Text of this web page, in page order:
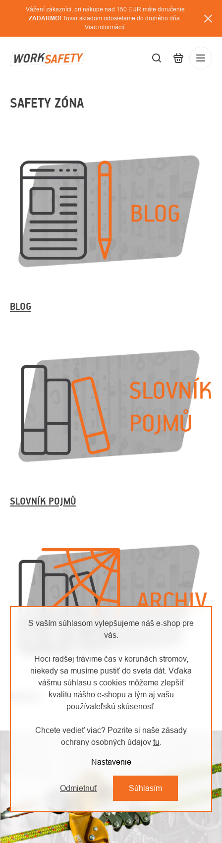
S vaším súhlasom vylepšujeme náš e-shop pre
vás.
Hoci radšej trávime čas v korunách stromov,
niekedy sa musíme pustiť do sveta dát. Vďaka
vášmu súhlasu s cookies môžeme zlepšiť
kvalitu nášho e-shopu a tým aj vašu
používateľskú skúsenosť.
Chcete vedieť viac? Pozrite si naše zásady
ochrany osobných údajov tu
Nastavenie
Odmietnuť Súhlasím
Vážení zákazníci, pri nákupe nad 150 EUR máte doručenie
ZADARMO! Tovar skladom odosielame do druhého dňa.
Viac informácií.
Kontakty
SAFETY ZÓNA
BLOG
SLOVNÍK POJMŮ
VÝPIS
OVLÁDACIE
VÝPISU